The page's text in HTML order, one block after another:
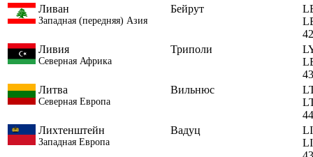
Ливан
Западная (передняя) Азия
Бейрут
Ливия
Северная Африка
Триполи
Литва
Северная Европа
Вильнюс
Лихтенштейн
Западная Европа
Вадуц
LI